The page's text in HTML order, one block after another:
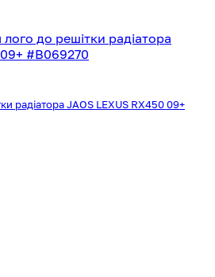
радіатора JAOS LEXUS RX450 09+